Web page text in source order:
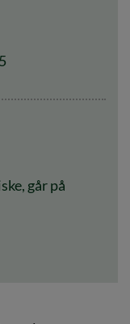
går på